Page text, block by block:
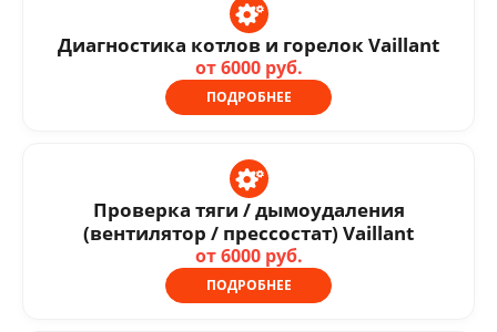
Диагностика котлов и горелок Vaillant
от 6000 руб.
ПОДРОБНЕЕ
Проверка тяги / дымоудаления
(вентилятор / прессостат) Vaillant
от 6000 руб.
ПОДРОБНЕЕ